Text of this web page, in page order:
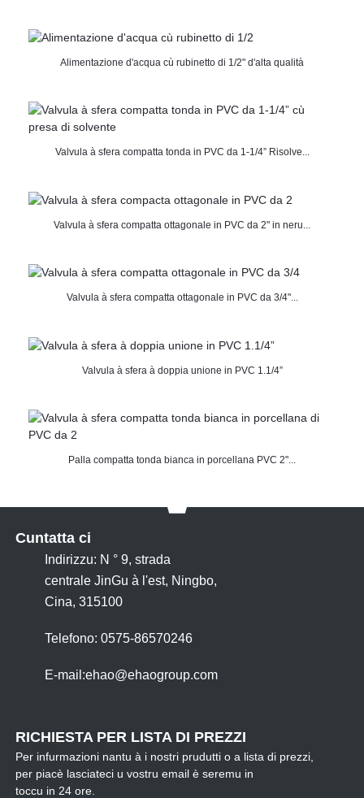
Alimentazione d'acqua cù rubinetto di 1/2" d'alta qualità
Valvula à sfera compatta tonda in PVC da 1-1/4” Risolve...
Valvula à sfera compatta ottagonale in PVC da 2" in neru...
Valvula à sfera compatta ottagonale in PVC da 3/4"...
Valvula à sfera à doppia unione in PVC 1.1/4”
Palla compatta tonda bianca in porcellana PVC 2"...
Cuntatta ci
Indirizzu: N ° 9, strada
centrale JinGu à l'est, Ningbo,
Cina, 315100
Telefono: 0575-86570246
E-mail:ehao@ehaogroup.com
RICHIESTA PER LISTA DI PREZZI
Per infurmazioni nantu à i nostri prudutti o a lista di prezzi,
per piacè lasciateci u vostru email è seremu in
toccu in 24 ore.